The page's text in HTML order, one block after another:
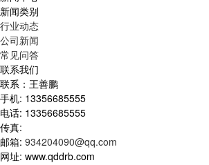
新闻类别
行业动态
公司新闻
常见问答
联系我们
联系：王善鹏
手机: 13356685555
电话: 13356685555
传真:
邮箱: 934204090@qq.com
网址: www.qddrb.com